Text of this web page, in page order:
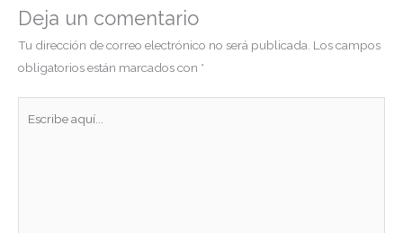
Deja un comentario
Tu dirección de correo electrónico no será publicada. Los campos
obligatorios están marcados con *